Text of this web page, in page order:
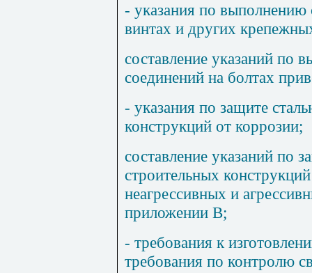
- указания по выполнению
винтах и других
составление указаний по
соединений на болтах
- указания по защите
конструкций от коррозии;
составление указаний по
строительных
неагрессивных и
приложении В;
- требования к
требования по контролю